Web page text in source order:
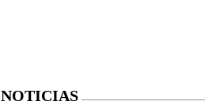
NOTICIAS